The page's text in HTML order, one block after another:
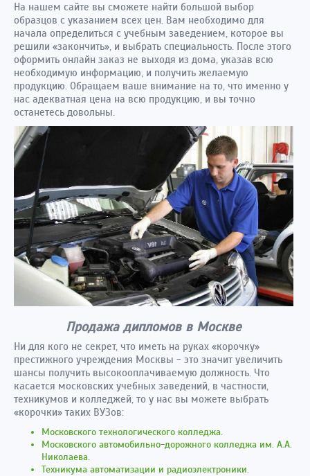
На нашем сайте вы сможете найти большой выбор
образцов с указанием всех цен. Вам необходимо для
начала определиться с учебным заведением, которое вы
решили «закончить», и выбрать специальность. После этого
оформить онлайн заказ не выходя из дома, указав всю
необходимую информацию, и получить желаемую
продукцию. Обращаем ваше внимание на то, что именно у
нас адекватная цена на всю продукцию, и вы точно
останетесь довольны.
Продажа дипломов в Москве
Ни для кого не секрет, что иметь на руках «корочку»
престижного учреждения Москвы - это значит увеличить
шансы получить высокооплачиваемую должность. Что
касается московских учебных заведений, в частности,
техникумов и колледжей, то у нас вы можете выбрать
«корочки» таких ВУЗов:
Московского технологического колледжа.
Московского автомобильно-дорожного колледжа им. А.А.
Николаева.
Техникума автоматизации и радиоэлектроники.